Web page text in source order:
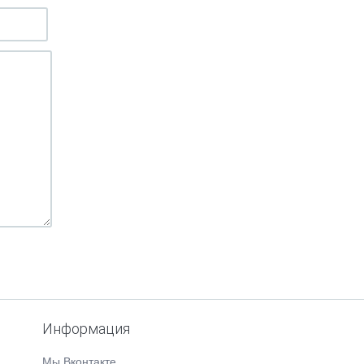
Информация